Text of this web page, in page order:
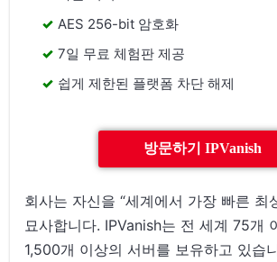
AES 256-bit 암호화
7일 무료 체험판 제공
쉽게 제한된 플랫폼 차단 해제
방문하기 IPVanish
회사는 자신을 “세계에서 가장 빠른 최
묘사합니다. IPVanish는 전 세계 75개
1,500개 이상의 서버를 보유하고 있습